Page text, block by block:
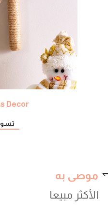
Decor
موصى به
الأكثر مبيعا